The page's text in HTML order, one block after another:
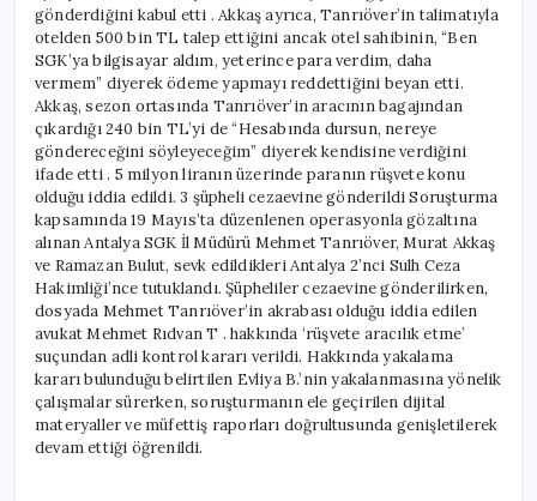
gönderdiğini kabul etti . Akkaş ayrıca, Tanrıöver’in talimatıyla
otelden 500 bin TL talep ettiğini ancak otel sahibinin, “Ben
SGK’ya bilgisayar aldım, yeterince para verdim, daha
vermem” diyerek ödeme yapmayı reddettiğini beyan etti.
Akkaş, sezon ortasında Tanrıöver’in aracının bagajından
çıkardığı 240 bin TL’yi de “Hesabında dursun, nereye
göndereceğini söyleyeceğim” diyerek kendisine verdiğini
ifade etti . 5 milyon liranın üzerinde paranın rüşvete konu
olduğu iddia edildi. 3 şüpheli cezaevine gönderildi Soruşturma
kapsamında 19 Mayıs’ta düzenlenen operasyonla gözaltına
alınan Antalya SGK İl Müdürü Mehmet Tanrıöver, Murat Akkaş
ve Ramazan Bulut, sevk edildikleri Antalya 2’nci Sulh Ceza
Hakimliği’nce tutuklandı. Şüpheliler cezaevine gönderilirken,
dosyada Mehmet Tanrıöver’in akrabası olduğu iddia edilen
avukat Mehmet Rıdvan T . hakkında ‘rüşvete aracılık etme’
suçundan adli kontrol kararı verildi. Hakkında yakalama
kararı bulunduğu belirtilen Evliya B.’nin yakalanmasına yönelik
çalışmalar sürerken, soruşturmanın ele geçirilen dijital
materyaller ve müfettiş raporları doğrultusunda genişletilerek
devam ettiği öğrenildi.